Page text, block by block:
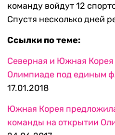
команду войдут 12
Спустя несколько дней
Ссылки по теме:
Северная и Южная
Олимпиаде под единым
17.01.2018
Южная Корея
команды на открытии